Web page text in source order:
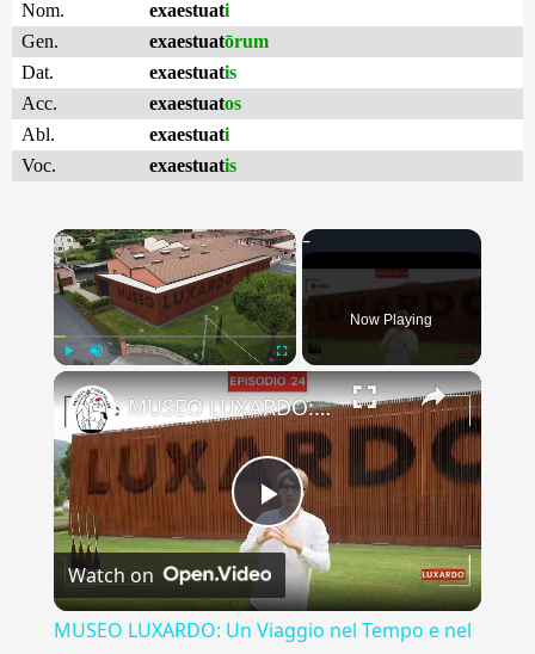
Nom.
exaestuati
Gen.
exaestuatōrum
Dat.
exaestuatis
Acc.
exaestuatos
Abl.
exaestuati
Voc.
exaestuatis
×
Fullscreen
Now Playing
×
Play
Video
MUSEO LUXARDO: Un Viaggio nel Tempo e nel Gusto
Watch on
MUSEO LUXARDO: Un Viaggio nel Tempo e nel